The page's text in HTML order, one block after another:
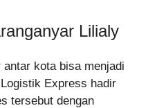
Lilialy
kota bisa menjadi
Express hadir
tersebut dengan